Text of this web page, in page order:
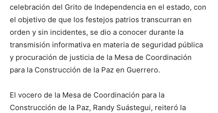
celebración del Grito de Independencia en el estado, con
el objetivo de que los festejos patrios transcurran en
orden y sin incidentes, se dio a conocer durante la
transmisión informativa en materia de seguridad pública
y procuración de justicia de la Mesa de Coordinación
para la Construcción de la Paz en Guerrero.
El vocero de la Mesa de Coordinación para la
Construcción de la Paz, Randy Suástegui, reiteró la